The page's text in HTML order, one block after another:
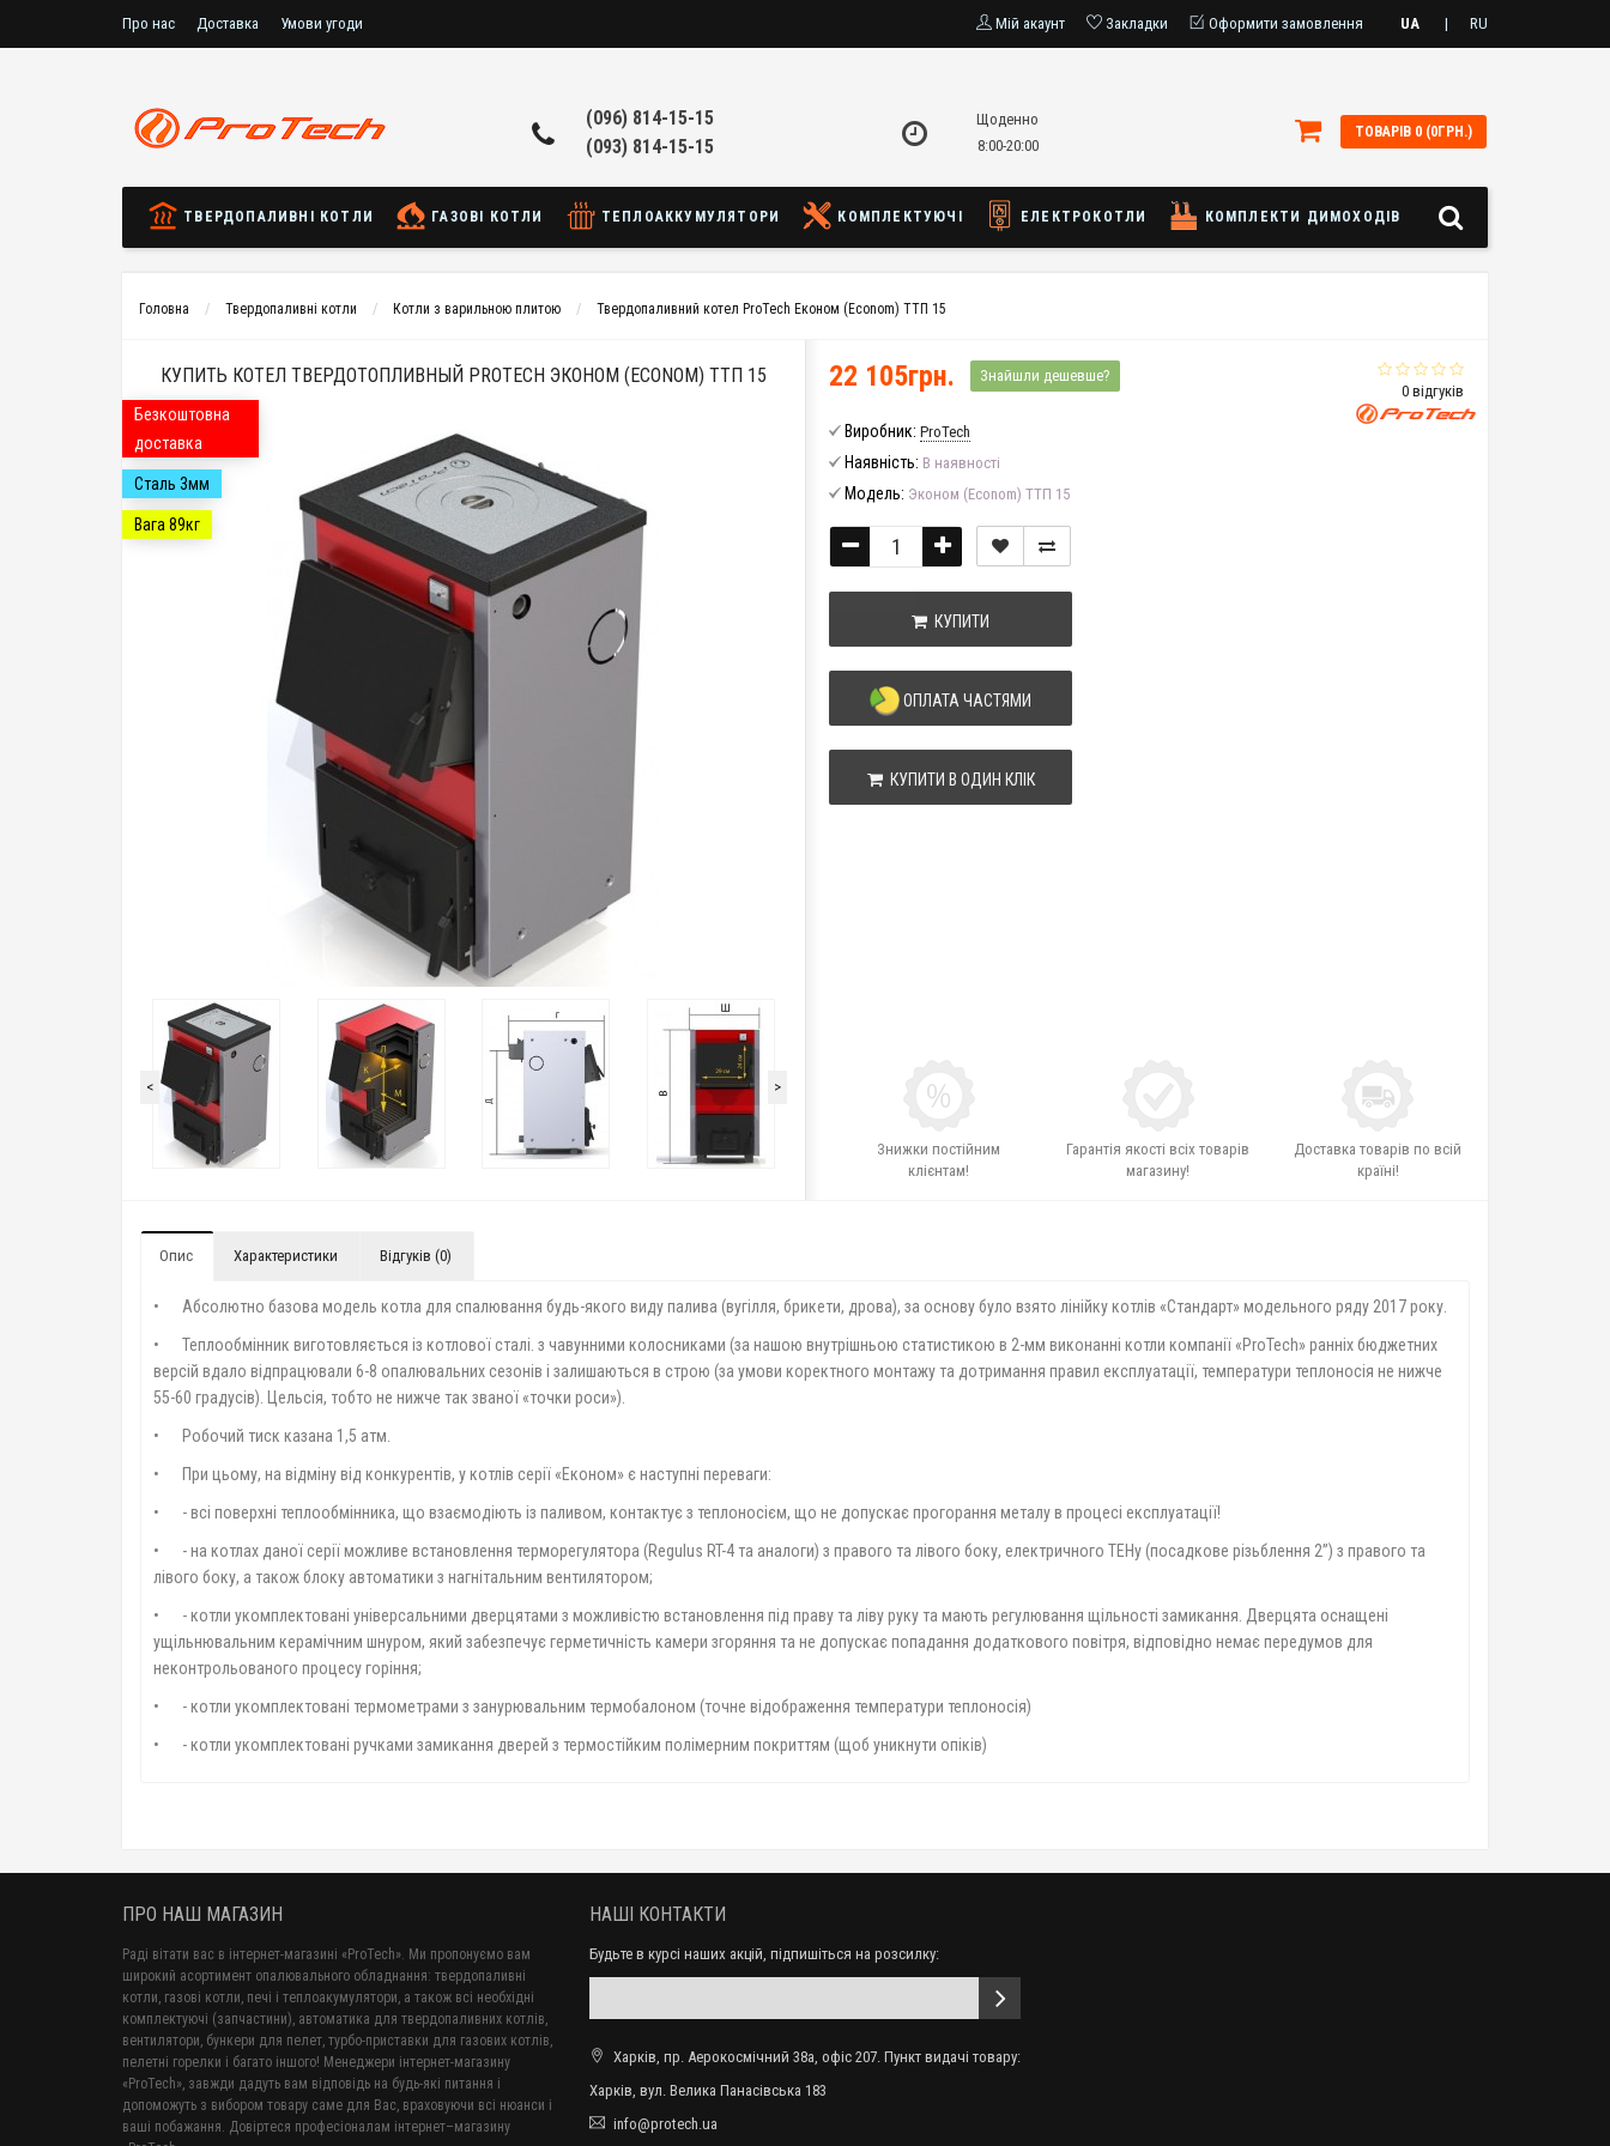
Про нас Доставка Умови угоди Мій акаунт Закладки Оформити замовлення UA | RU
(096) 814-15-15
(093) 814-15-15
Щоденно
8:00-20:00
ТОВАРІВ 0 (0ГРН.)
ТВЕРДОПАЛИВНІ КОТЛИ ГАЗОВІ КОТЛИ ТЕПЛОАККУМУЛЯТОРИ КОМПЛЕКТУЮЧІ ЕЛЕКТРОКОТЛИ КОМПЛЕКТИ ДИМОХОДІВ
Головна Твердопаливні котли Котли з варильною плитою Твердопаливний котел ProTech Економ (Econom) ТТП 15
КУПИТЬ КОТЕЛ ТВЕРДОТОПЛИВНЫЙ PROTECH ЭКОНОМ (ECONOM) TTП 15
Безкоштовна
доставка
Сталь 3мм
Вага 89кг
< >
0 відгуків
22 105грн. Знайшли дешевше?
Виробник: ProTech
Наявність: В наявності
Модель: Эконом (Econom) TTП 15
КУПИТИ
ОПЛАТА ЧАСТЯМИ
КУПИТИ В ОДИН КЛІК
Знижки постійним
клієнтам!
Гарантія якості всіх товарів
магазину!
Доставка товарів по всій
країні!
Опис Характеристики Відгуків (0)
•
Абсолютно базова модель котла для спалювання будь-якого виду палива (вугілля, брикети, дрова), за основу було взято лінійку котлів «Стандарт» модельного ряду 2017 року.
•
Теплообмінник виготовляється із котлової сталі. з чавунними колосниками (за нашою внутрішньою статистикою в 2-мм виконанні котли компанії «ProTech» ранніх бюджетних
версій вдало відпрацювали 6-8 опалювальних сезонів і залишаються в строю (за умови коректного монтажу та дотримання правил експлуатації, температури теплоносія не нижче
55-60 градусів). Цельсія, тобто не нижче так званої «точки роси»).
•
Робочий тиск казана 1,5 атм.
•
При цьому, на відміну від конкурентів, у котлів серії «Економ» є наступні переваги:
•
- всі поверхні теплообмінника, що взаємодіють із паливом, контактує з теплоносієм, що не допускає прогорання металу в процесі експлуатації!
•
- на котлах даної серії можливе встановлення терморегулятора (Regulus RT-4 та аналоги) з правого та лівого боку, електричного ТЕНу (посадкове різьблення 2”) з правого та
лівого боку, а також блоку автоматики з нагнітальним вентилятором;
•
- котли укомплектовані універсальними дверцятами з можливістю встановлення під праву та ліву руку та мають регулювання щільності замикання. Дверцята оснащені
ущільнювальним керамічним шнуром, який забезпечує герметичність камери згоряння та не допускає попадання додаткового повітря, відповідно немає передумов для
неконтрольованого процесу горіння;
•
- котли укомплектовані термометрами з занурювальним термобалоном (точне відображення температури теплоносія)
•
- котли укомплектовані ручками замикання дверей з термостійким полімерним покриттям (щоб уникнути опіків)
ПРО НАШ МАГАЗИН
Раді вітати вас в інтернет-магазині «ProTech». Ми пропонуємо вам
широкий асортимент опалювального обладнання: твердопаливні
котли, газові котли, печі і теплоакумулятори, а також всі необхідні
комплектуючі (запчастини), автоматика для твердопаливних котлів,
вентилятори, бункери для пелет, турбо-приставки для газових котлів,
пелетні горелки і багато іншого! Менеджери інтернет-магазину
«ProTech», завжди дадуть вам відповідь на будь-які питання і
допоможуть з вибором товару саме для Вас, враховуючи всі нюанси і
ваші побажання. Довіртеся професіоналам інтернет–магазину
НАШІ КОНТАКТИ
Будьте в курсі наших акцій, підпишіться на розсилку:
Харків, пр. Аерокосмічний 38а, офіс 207. Пункт видачі товару:
Харків, вул. Велика Панасівська 183
info@protech.ua